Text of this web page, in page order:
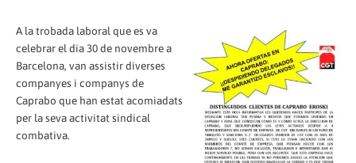
A la trobada laboral que es va
celebrar el dia 30 de novembre a
Barcelona, van assistir diverses
companyes i companys de
Caprabo que han estat acomiadats
per la seva activitat sindical
combativa.